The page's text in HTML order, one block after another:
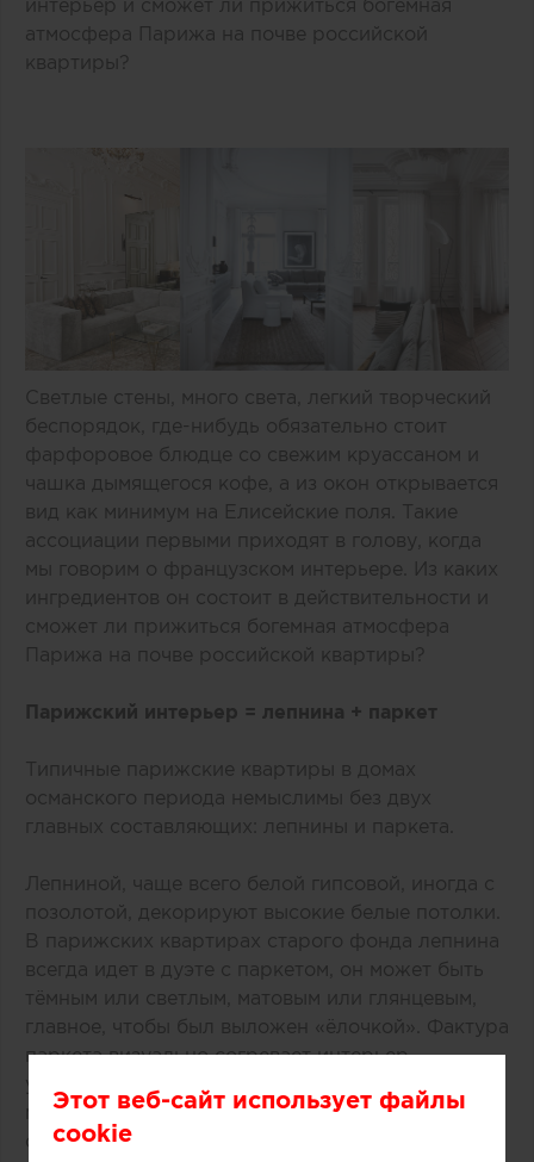
интерьер и сможет ли прижиться богемная
атмосфера Парижа на почве российской
квартиры?
Светлые стены, много света, легкий творческий
беспорядок, где-нибудь обязательно стоит
фарфоровое блюдце со свежим круассаном и
чашка дымящегося кофе, а из окон открывается
вид как минимум на Елисейские поля. Такие
ассоциации первыми приходят в голову, когда
мы говорим о французском интерьере. Из каких
ингредиентов он состоит в действительности и
сможет ли прижиться богемная атмосфера
Парижа на почве российской квартиры?
Парижский интерьер = лепнина + паркет
Типичные парижские квартиры в домах
османского периода немыслимы без двух
главных составляющих: лепнины и паркета.
Лепниной, чаще всего белой гипсовой, иногда с
позолотой, декорируют высокие белые потолки.
В парижских квартирах старого фонда лепнина
всегда идет в дуэте с паркетом, он может быть
тёмным или светлым, матовым или глянцевым,
главное, чтобы был выложен «‎ёлочкой». Фактура
паркета визуально согревает интерьер,
уравновешивая «‎прохладный» эффект
минималистичных светлых стен — ещё одной
составляющей парижского стиля в интерьере.
Этот веб-сайт использует файлы
cookie